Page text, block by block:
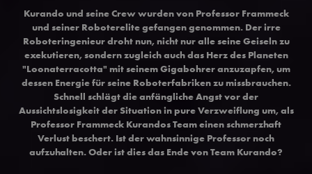
Kurando und seine Crew wurden von Professor Frammeck
und seiner Roboterelite gefangen genommen. Der irre
Roboteringenieur droht nun, nicht nur alle seine Geiseln zu
exekutieren, sondern zugleich auch das Herz des Planeten
"Loonaterracotta" mit seinem Gigabohrer anzuzapfen, um
dessen Energie für seine Roboterfabriken zu missbrauchen.
Schnell schlägt die anfängliche Angst vor der
Aussichtslosigkeit der Situation in pure Verzweiflung um, als
Professor Frammeck Kurandos Team einen schmerzhaft
Verlust beschert. Ist der wahnsinnige Professor noch
aufzuhalten. Oder ist dies das Ende von Team Kurando?